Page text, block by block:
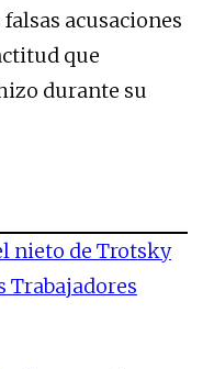
acusaciones
que
durante su
nieto de Trotsky
Trabajadores